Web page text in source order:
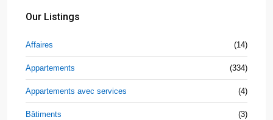
Our Listings
Affaires (14)
Appartements (334)
Appartements avec services (4)
Bâtiments (3)